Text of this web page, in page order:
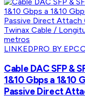
LINKEDPRO BY
Cable DAC SFP &
1&10 Gbps a 1&10
Passive Direct